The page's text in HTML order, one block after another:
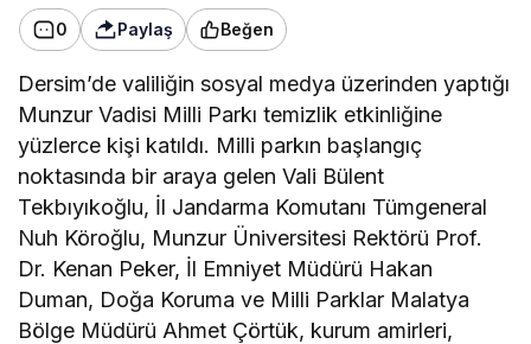
0 Paylaş Beğen
Dersim’de valiliğin sosyal medya üzerinden yaptığı
Munzur Vadisi Milli Parkı temizlik etkinliğine
yüzlerce kişi katıldı. Milli parkın başlangıç
noktasında bir araya gelen Vali Bülent
Tekbıyıkoğlu, İl Jandarma Komutanı Tümgeneral
Nuh Köroğlu, Munzur Üniversitesi Rektörü Prof.
Dr. Kenan Peker, İl Emniyet Müdürü Hakan
Duman, Doğa Koruma ve Milli Parklar Malatya
Bölge Müdürü Ahmet Çörtük, kurum amirleri,